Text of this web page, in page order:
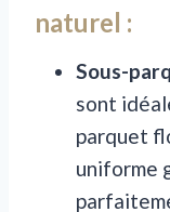
naturel :
Sous-
sont
parquet
uniforme